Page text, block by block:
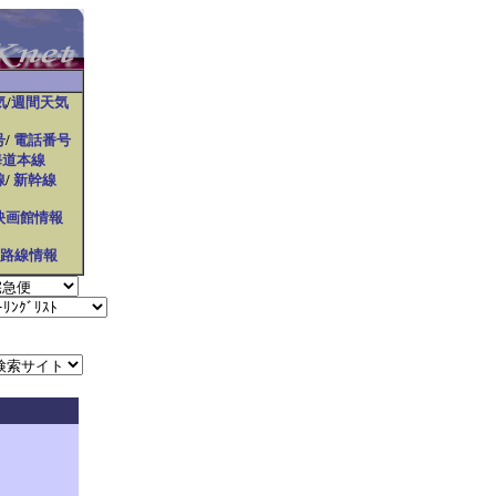
/週間天気
/ 電話番号
本線
/新幹線
画館情報
線情報